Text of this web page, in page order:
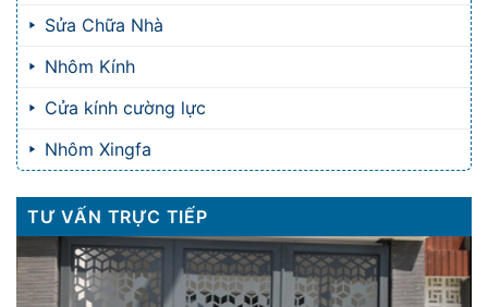
Sửa Chữa Nhà
Nhôm Kính
Cửa kính cường lực
Nhôm Xingfa
TƯ VẤN TRỰC TIẾP